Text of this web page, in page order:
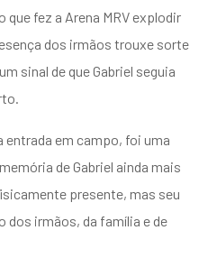
fez a Arena MRV explodir
dos irmãos trouxe sorte
sinal de que Gabriel seguia
entrada em campo, foi uma
de Gabriel ainda mais
presente, mas seu
dos irmãos, da família e de